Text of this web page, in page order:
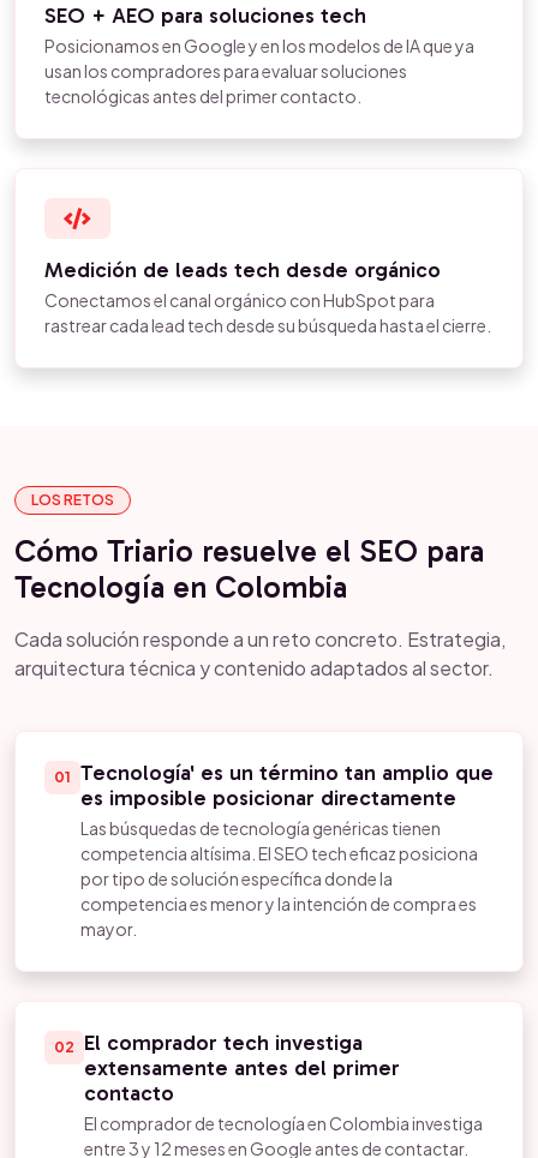
SEO + AEO para soluciones tech
Posicionamos en Google y en los modelos de IA que ya
usan los compradores para evaluar soluciones
tecnológicas antes del primer contacto.
Medición de leads tech desde orgánico
Conectamos el canal orgánico con HubSpot para
rastrear cada lead tech desde su búsqueda hasta el cierre.
LOS RETOS
Cómo Triario resuelve el SEO para
Tecnología en Colombia
Cada solución responde a un reto concreto. Estrategia,
arquitectura técnica y contenido adaptados al sector.
01 Tecnología' es un término tan amplio que
es imposible posicionar directamente
Las búsquedas de tecnología genéricas tienen
competencia altísima. El SEO tech eficaz posiciona
por tipo de solución específica donde la
competencia es menor y la intención de compra es
mayor.
02
El comprador tech investiga
extensamente antes del primer
contacto
El comprador de tecnología en Colombia investiga
entre 3 y 12 meses en Google antes de contactar.